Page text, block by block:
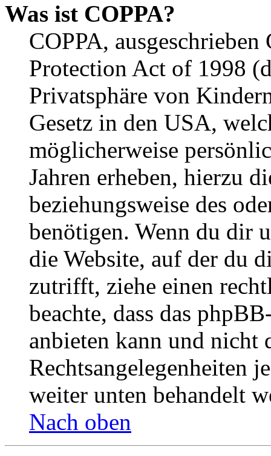
Was ist COPPA?
COPPA,
Protection Act of 1998
Privatsphäre von
Gesetz in den USA,
möglicherweise
Jahren erheben, hierzu
beziehungsweise des
benötigen. Wenn du dir
die Website, auf der du
zutrifft, ziehe einen
beachte, dass das
anbieten kann und nicht
Rechtsangelegenheiten
weiter unten behandelt
Nach oben